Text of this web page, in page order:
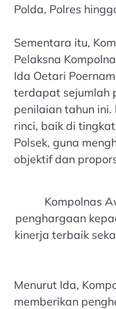
Polda, Polres
Sementara itu,
Pelaksna
Ida Oetari
terdapat sejumlah
penilaian tahun
rinci, baik di
Polsek, guna
objektif dan
Kompolnas
penghargaan
kinerja terbaik
Menurut Ida,
memberikan